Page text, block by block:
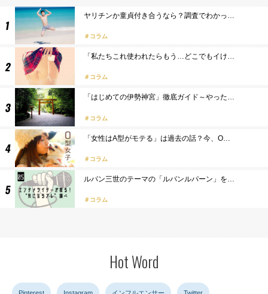
ヤリチンか童貞付き合うなら？調査でわかっ…
コラム
「私たちこれ使われたらもう…どこでもイけ…
コラム
「はじめての伊勢神宮」徹底ガイド～やった…
コラム
「女性はA型がモテる」は過去の話？今、O…
コラム
ルパン三世のテーマの「ルパンルパーン」を…
コラム
Hot Word